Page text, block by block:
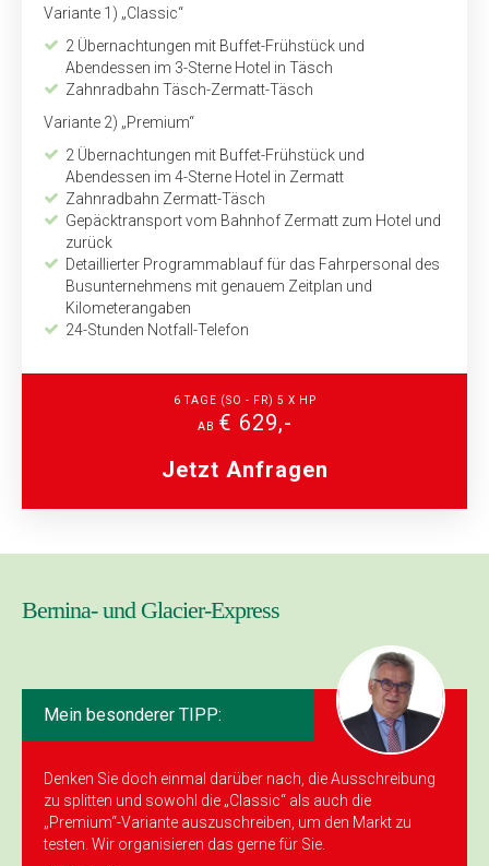
Variante 1) „Classic“
2 Übernachtungen mit Buffet-Frühstück und
Abendessen im 3-Sterne Hotel in Täsch
Zahnradbahn Täsch-Zermatt-Täsch
Variante 2) „Premium“
2 Übernachtungen mit Buffet-Frühstück und
Abendessen im 4-Sterne Hotel in Zermatt
Zahnradbahn Zermatt-Täsch
Gepäcktransport vom Bahnhof Zermatt zum Hotel und
zurück
Detaillierter Programmablauf für das Fahrpersonal des
Busunternehmens mit genauem Zeitplan und
Kilometerangaben
24-Stunden Notfall-Telefon
6 TAGE (SO - FR) 5 X HP
AB € 629,-
Jetzt Anfragen
Bernina- und Glacier-Express
Mein besonderer TIPP:
Denken Sie doch einmal darüber nach, die Ausschreibung
zu splitten und sowohl die „Classic“ als auch die
„Premium“-Variante auszuschreiben, um den Markt zu
testen. Wir organisieren das gerne für Sie.